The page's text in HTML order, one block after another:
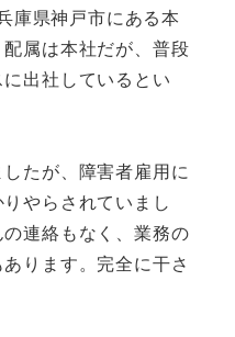
庫県神戸市にある本
属は本社だが、普段
出社しているとい
したが、障害者雇用に
やらされていまし
連絡もなく、業務の
ります。完全に干さ